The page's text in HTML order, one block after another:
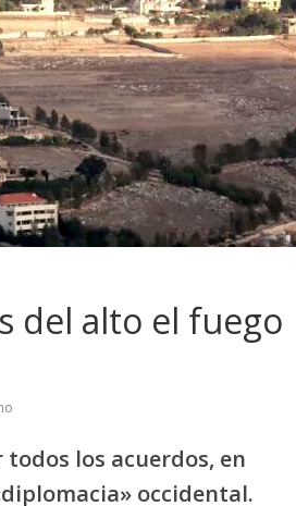
del alto el fuego
los acuerdos, en
occidental.